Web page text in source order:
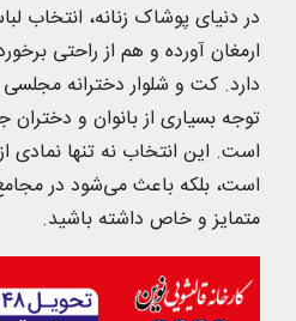
در دنیای پوشاک زنانه، انتخاب
ارمغان آورده و هم از راحتی
دارد. کت و شلوار دخترانه
توجه بسیاری از بانوان و
است. این انتخاب نه تنها
است، بلکه باعث می‌شود در
متمایز و خاص داشته باشید.